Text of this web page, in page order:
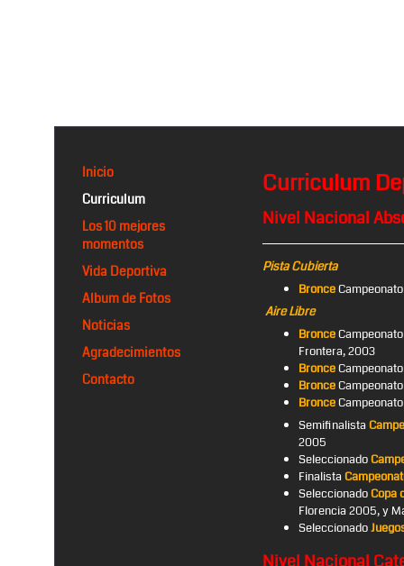
Inicio
Curriculum
Los 10 mejores
momentos
Vida Deportiva
Album de Fotos
Noticias
Agradecimientos
Contacto
Curriculum
Nivel Nacional
Pista Cubierta
Bronce
Aire Libre
Bronce
Frontera, 2003
Bronce
Bronce
Bronce
Semifinalista
2005
Seleccionado
Finalista
SeleccionadoCopa
Florencia 2005, y
Seleccionado